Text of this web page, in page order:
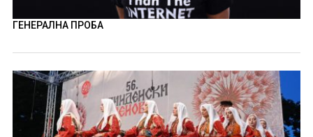
ГЕНЕРАЛНА ПРОБА